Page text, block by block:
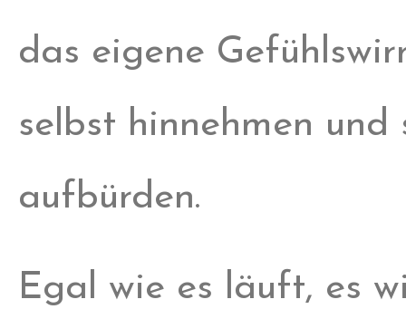
das eigene
selbst hinnehmen
aufbürden.
Egal wie es läuft, es